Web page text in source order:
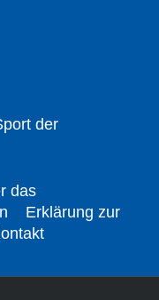
der
das
Erklärung zur